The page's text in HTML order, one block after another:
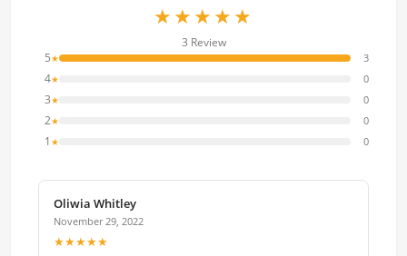
★★★★★
3 Review
5★ 3
4★ 0
3★ 0
2★ 0
1 ★ 0
Oliwia Whitley
November 29, 2022
★★★★★